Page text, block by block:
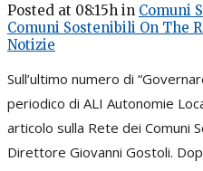
Posted at 08:15h in Comuni
Comuni Sostenibili On The
Notizie
Sull’ultimo numero di
periodico di ALI Autonomie
articolo sulla Rete dei Comuni
Direttore Giovanni Gostoli.